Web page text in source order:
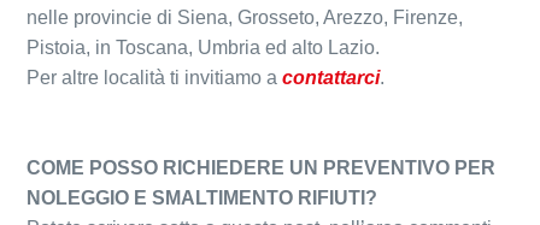
nelle provincie di Siena, Grosseto, Arezzo, Firenze,
Pistoia, in Toscana, Umbria ed alto Lazio.
Per altre località ti invitiamo acontattarci.
COME POSSO RICHIEDERE UN PREVENTIVO PER
NOLEGGIO E SMALTIMENTO RIFIUTI?